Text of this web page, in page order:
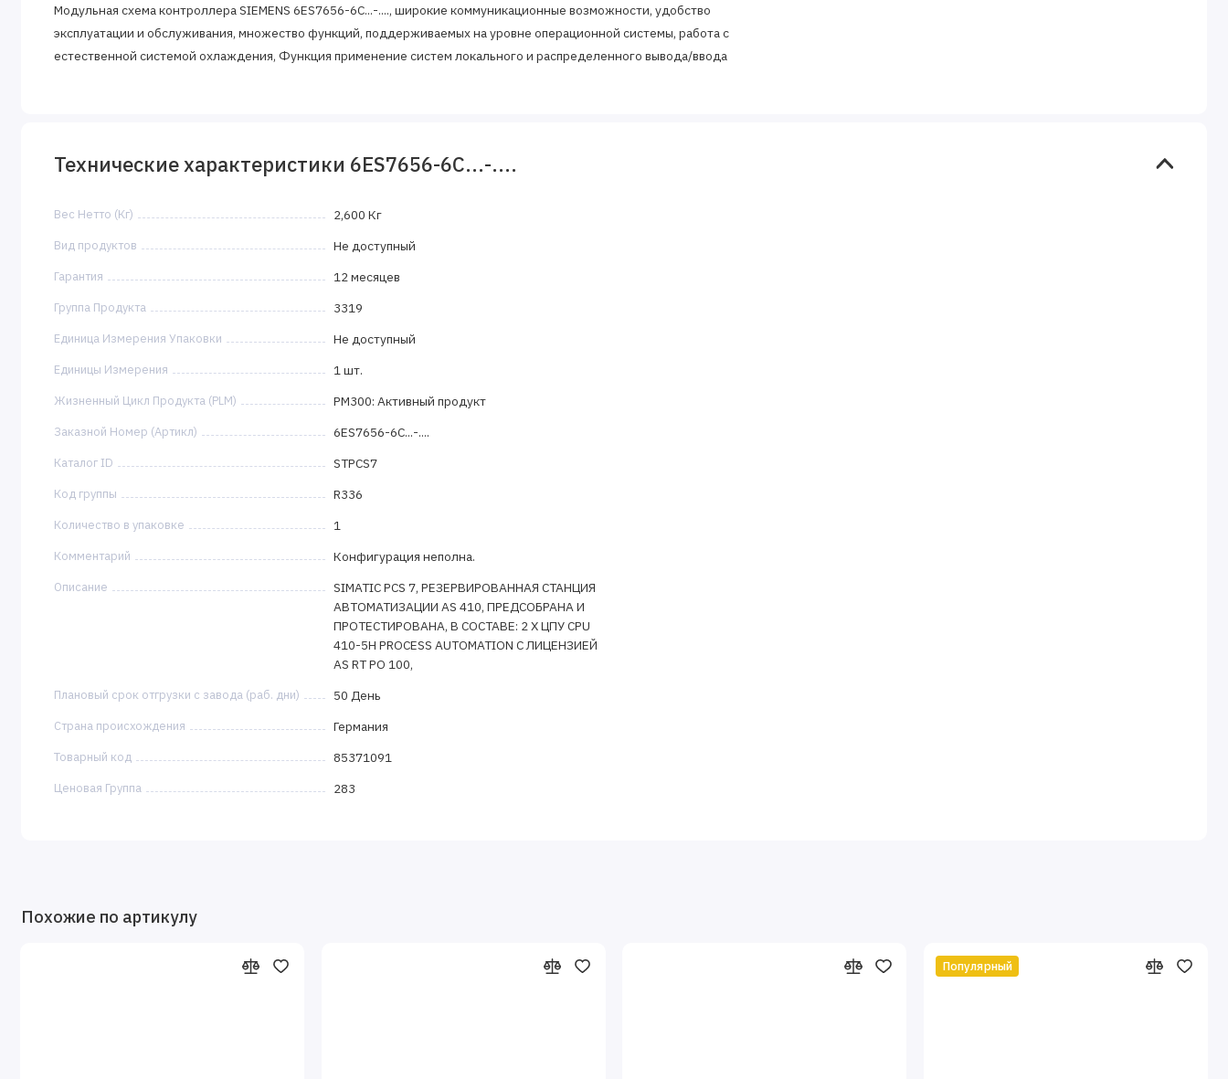
Модульная схема контроллера SIEMENS 6ES7656-6C...-...., широкие коммуникационные возможности, удобство
эксплуатации и обслуживания, множество функций, поддерживаемых на уровне операционной системы, работа с
естественной системой охлаждения, Функция применение систем локального и распределенного вывода/ввода
Технические характеристики 6ES7656-6C...-....
Вес Нетто (Кг) 2,600 Кг
Вид продуктов Не доступный
Гарантия 12 месяцев
Группа Продукта 3319
Единица Измерения Упаковки Не доступный
Единицы Измерения 1 шт.
Жизненный Цикл Продукта (PLM) PM300: Активный продукт
Заказной Номер (Артикл) 6ES7656-6C...-....
Каталог ID STPCS7
Код группы R336
Количество в упаковке 1
Комментарий Конфигурация неполна.
Описание
SIMATIC PCS 7, РЕЗЕРВИРОВАННАЯ СТАНЦИЯ
АВТОМАТИЗАЦИИ AS 410, ПРЕДСОБРАНА И
ПРОТЕСТИРОВАНА, В СОСТАВЕ: 2 X ЦПУ CPU
410-5H PROCESS AUTOMATION С ЛИЦЕНЗИЕЙ
AS RT PO 100,
Плановый срок отгрузки с завода (раб. дни) 50 День
Страна происхождения Германия
Товарный код 85371091
Ценовая Группа 283
Похожие по артикулу
Популярный